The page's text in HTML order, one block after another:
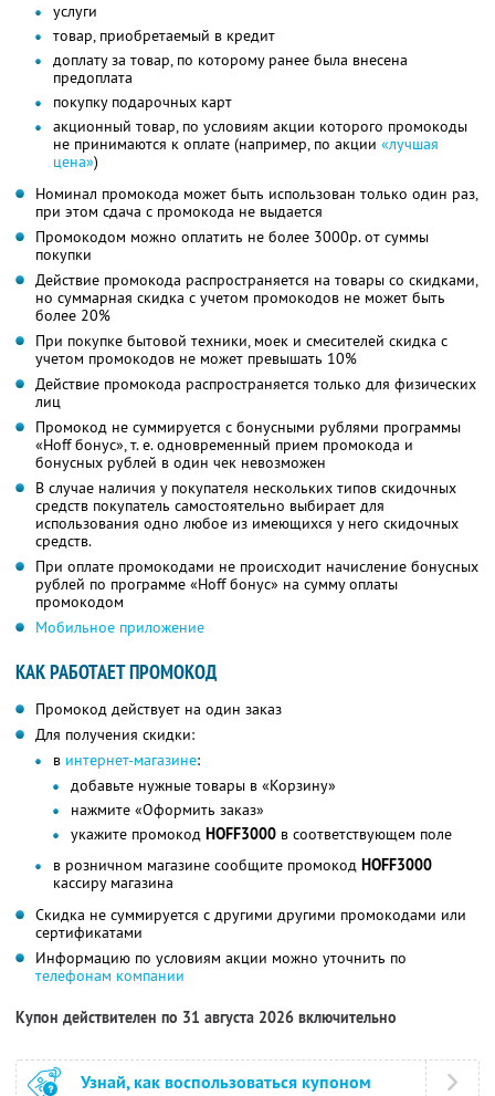
услуги
товар, приобретаемый в кредит
доплату за товар, по которому ранее была внесена
предоплата
покупку подарочных карт
акционный товар, по условиям акции которого промокоды
не принимаются к оплате (например, по акции «лучшая
цена»)
Номинал промокода может быть использован только один раз,
при этом сдача с промокода не выдается
Промокодом можно оплатить не более 3000р. от суммы
покупки
Действие промокода распространяется на товары со скидками,
но суммарная скидка с учетом промокодов не может быть
более 20%
При покупке бытовой техники, моек и смесителей скидка с
учетом промокодов не может превышать 10%
Действие промокода распространяется только для физических
лиц
Промокод не суммируется с бонусными рублями программы
«Hoff бонус», т. е. одновременный прием промокода и
бонусных рублей в один чек невозможен
В случае наличия у покупателя нескольких типов скидочных
средств покупатель самостоятельно выбирает для
использования одно любое из имеющихся у него скидочных
средств.
При оплате промокодами не происходит начисление бонусных
рублей по программе «Hoff бонус» на сумму оплаты
промокодом
Мобильное приложение
КАК РАБОТАЕТ ПРОМОКОД
Промокод действует на один заказ
Для получения скидки:
в интернет-магазине:
добавьте нужные товары в «Корзину»
нажмите «Оформить заказ»
укажите промокод HOFF3000 в соответствующем поле
в розничном магазине сообщите промокод HOFF3000
кассиру магазина
Скидка не суммируется с другими другими промокодами или
сертификатами
Информацию по условиям акции можно уточнить по
телефонам компании
Купон действителен по 31 августа 2026 включительно
Узнай, как воспользоваться купоном